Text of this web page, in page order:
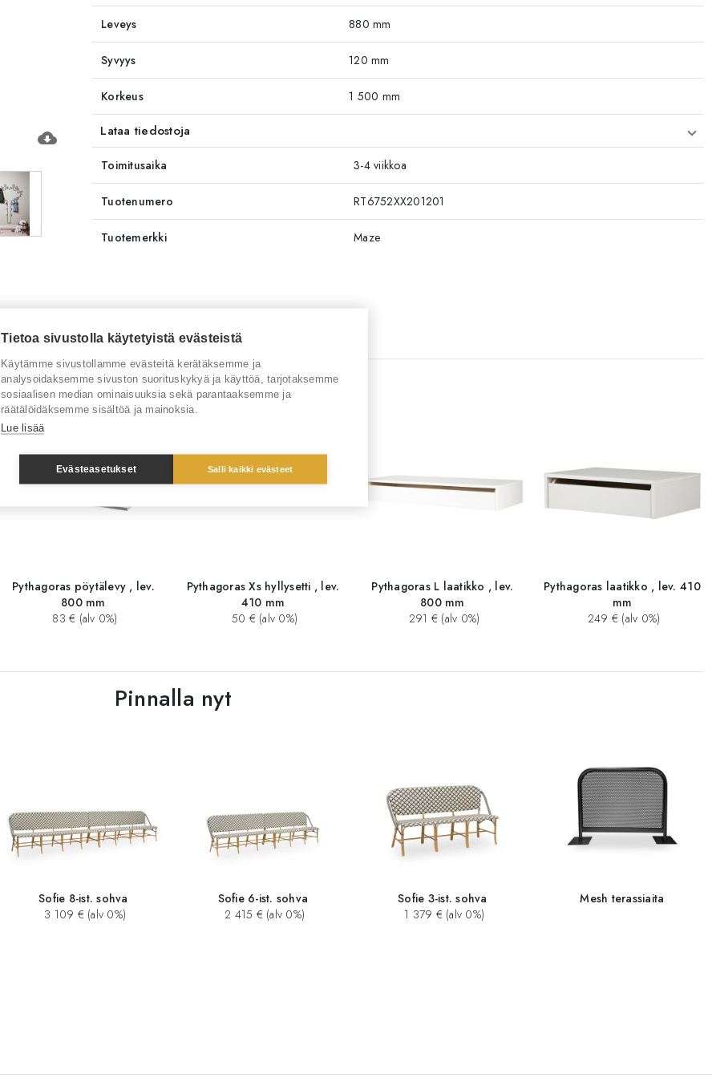
cloud_download
Leveys 880 mm
Syvyys 120 mm
Korkeus 1 500 mm
Lataa tiedostoja
Toimitusaika 3-4 viikkoa
Tuotenumero RT6752XX201201
Tuotemerkki Maze
Sinua saattaisi kiinnostaa myös
Pythagoras pöytälevy , lev.
800 mm
83 € (alv 0%)
Pythagoras Xs hyllysetti , lev.
410 mm
50 € (alv 0%)
Pythagoras L laatikko , lev.
800 mm
291 € (alv 0%)
Pythagoras laatikko , lev. 410
mm
249 € (alv 0%)
Pinnalla nyt
Sofie 8-ist. sohva
3 109 € (alv 0%)
Sofie 6-ist. sohva
2 415 € (alv 0%)
Sofie 3-ist. sohva
1 379 € (alv 0%)
Mesh terassiaita
Tietoa sivustolla käytetyistä evästeistä
Käytämme sivustollamme evästeitä kerätäksemme ja
analysoidaksemme sivuston suorituskykyä ja käyttöä, tarjotaksemme
sosiaalisen median ominaisuuksia sekä parantaaksemme ja
räätälöidäksemme sisältöä ja mainoksia.
Lue lisää
Evästeasetukset Salli kaikki evästeet